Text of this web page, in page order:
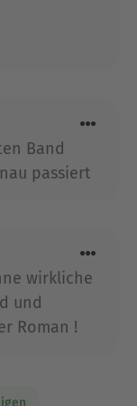
Ganzen.
Band
passiert
wirkliche
und
Roman !